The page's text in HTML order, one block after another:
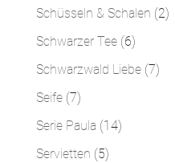
Produkte
Schüsseln & Schalen 22
Schwarzer Tee 66
Produkte
Schwarzwald Liebe 77
Seife 77
Produkte
Serie Paula 1414
Servietten 55